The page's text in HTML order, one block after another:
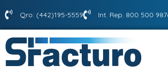
Qro: (442)195-5559 Int. Rep. 800 500